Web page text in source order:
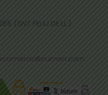
(SNT FELIU DE LL.)